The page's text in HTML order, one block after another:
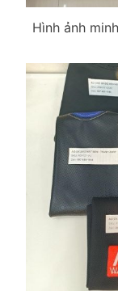
Hình ảnh